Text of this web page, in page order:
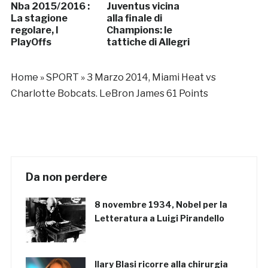
Nba 2015/2016 :
La stagione
regolare, I
PlayOffs
Juventus vicina
alla finale di
Champions: le
tattiche di Allegri
Home »SPORT »3 Marzo 2014, Miami Heat vs
Charlotte Bobcats. LeBron James 61 Points
Da non perdere
8 novembre 1934, Nobel per la
Letteratura a Luigi Pirandello
Ilary Blasi ricorre alla chirurgia